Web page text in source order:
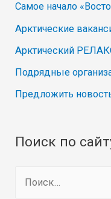
Самое начало
Арктические
Арктический
Подрядные
Предложить
Поиск по